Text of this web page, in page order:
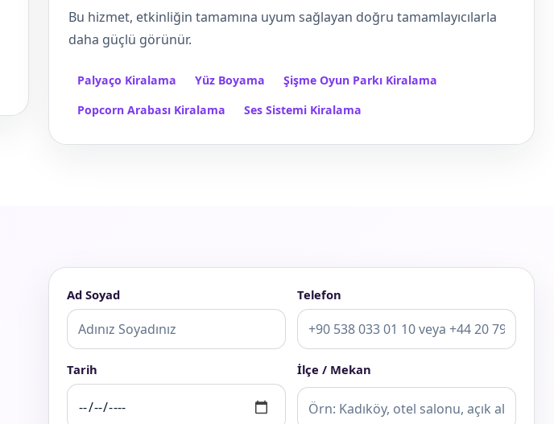
Bu hizmet, etkinliğin tamamına uyum sağlayan doğru tamamlayıcılarla
daha güçlü görünür.
Palyaço Kiralama Yüz Boyama
Şişme Oyun Parkı Kiralama
Popcorn Arabası Kiralama
Ses Sistemi Kiralama
Ad Soyad Telefon
Tarih İlçe / Mekan